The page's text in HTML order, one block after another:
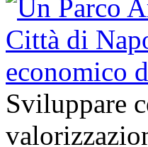
Sviluppare